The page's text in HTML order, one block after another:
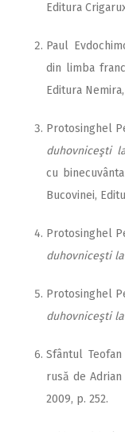
Editura
Paul
din limba
Editura
Protosinghel
duhovniceşti
cu
Bucovinei,
Protosinghel
duhovniceşti
Protosinghel
duhovniceşti
Sfântul
rusă de Adrian
2009, p. 252.